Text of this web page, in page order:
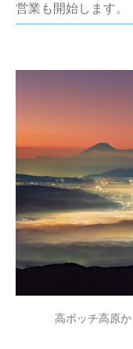
営業も開始します。
高ボッチ高原